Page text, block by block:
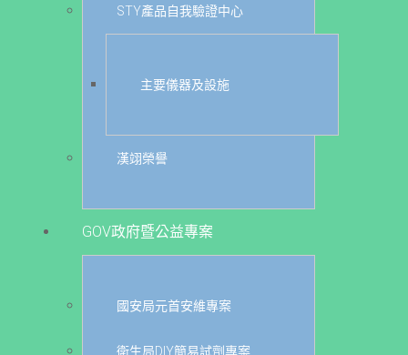
STY產品自我驗證中心
主要儀器及設施
漢翊榮譽
GOV政府暨公益專案
國安局元首安維專案
衛生局DIY簡易試劑專案